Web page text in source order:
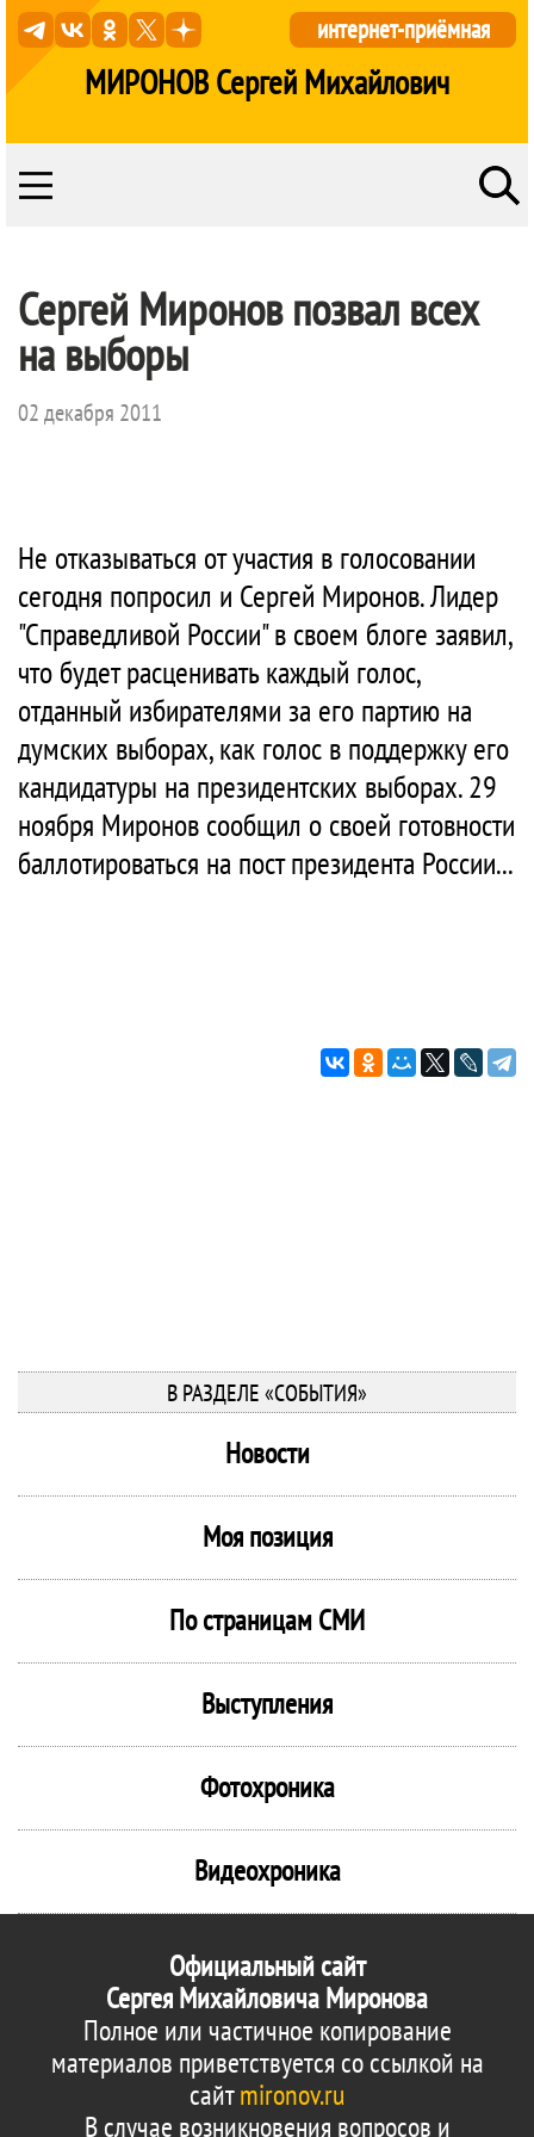
МИРОНОВ Сергей Михайлович
интернет-приёмная
Сергей Миронов позвал всех
на выборы
02 декабря 2011
Не отказываться от участия в голосовании
сегодня попросил и Сергей Миронов. Лидер
"Справедливой России" в своем блоге заявил,
что будет расценивать каждый голос,
отданный избирателями за его партию на
думских выборах, как голос в поддержку его
кандидатуры на президентских выборах. 29
ноября Миронов сообщил о своей готовности
баллотироваться на пост президента России...
В РАЗДЕЛЕ «СОБЫТИЯ»
Новости
Моя позиция
По страницам СМИ
Выступления
Фотохроника
Видеохроника
Официальный сайт
Сергея Михайловича Миронова
Полное или частичное копирование
материалов приветствуется со ссылкой на
сайтmironov.ru
В случае возникновения вопросов и